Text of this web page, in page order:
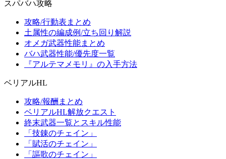
スパバハ攻略
攻略/行動表まとめ
土属性の編成例/立ち回り解説
オメガ武器性能まとめ
バハ武器性能/優先度一覧
『アルテマメモリ』の入手方法
ベリアルHL
攻略/報酬まとめ
ベリアルHL解放クエスト
終末武器一覧とスキル性能
「技錬のチェイン」
「賦活のチェイン」
「謳歌のチェイン」